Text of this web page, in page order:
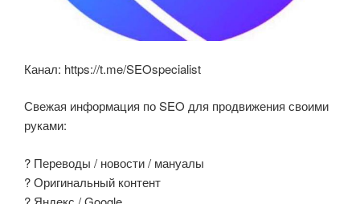
Канал: https://t.me/SEOspecialist
Свежая информация по SEO для продвижения своими
руками:
? Переводы / новости / мануалы
? Оригинальный контент